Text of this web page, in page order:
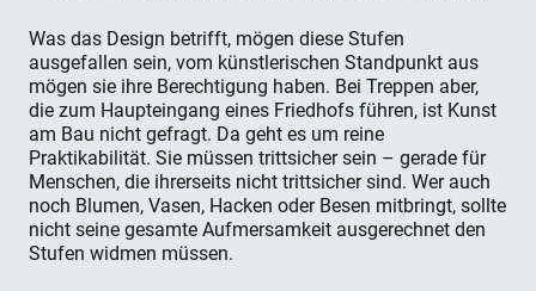
Was das Design betrifft, mögen diese Stufen
ausgefallen sein, vom künstlerischen Standpunkt aus
mögen sie ihre Berechtigung haben. Bei Treppen aber,
die zum Haupteingang eines Friedhofs führen, ist Kunst
am Bau nicht gefragt. Da geht es um reine
Praktikabilität. Sie müssen trittsicher sein – gerade für
Menschen, die ihrerseits nicht trittsicher sind. Wer auch
noch Blumen, Vasen, Hacken oder Besen mitbringt, sollte
nicht seine gesamte Aufmersamkeit ausgerechnet den
Stufen widmen müssen.